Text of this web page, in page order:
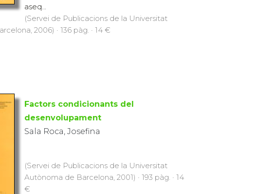
aseq...
(Servei de Publicacions de la Universitat
2006) · 136 pàg. · 14 €
Factors condicionants del
desenvolupament
Sala Roca, Josefina
(Servei de Publicacions de la Universitat
Autònoma de Barcelona, 2001) · 193 pàg. · 14
€